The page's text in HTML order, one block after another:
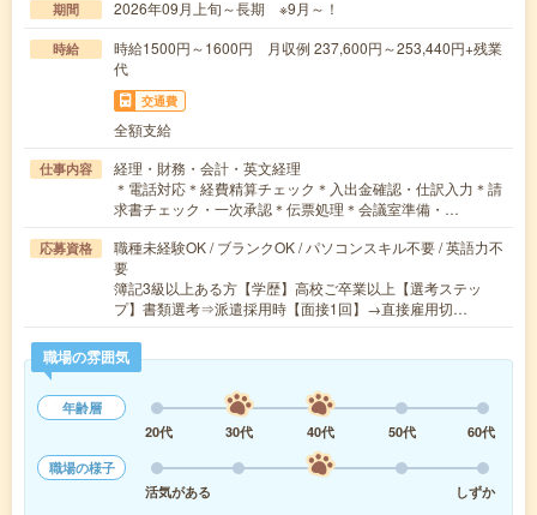
期間 2026年09月上旬～長期 ※9月～！
時給
時給1500円～1600円 月収例 237,600円～253,440円+残業
代
交通費
全額支給
仕事内容
経理・財務・会計・英文経理
＊電話対応＊経費精算チェック＊入出金確認・仕訳入力＊請
求書チェック・一次承認＊伝票処理＊会議室準備・…
応募資格
職種未経験OK / ブランクOK / パソコンスキル不要 / 英語力不
要
簿記3級以上ある方【学歴】高校ご卒業以上【選考ステッ
プ】書類選考⇒派遣採用時【面接1回】→直接雇用切…
職場の雰囲気
年齢層
20代
30代 40代 50代
60代
職場の様子
活気がある
しずか